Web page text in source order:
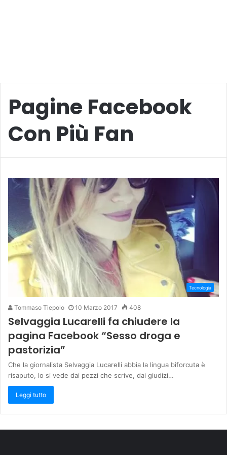
Pagine Facebook
Con Più Fan
Tecnologia
Tommaso Tiepolo 10 Marzo 2017 408
Selvaggia Lucarelli fa chiudere la
pagina Facebook “Sesso droga e
pastorizia”
Che la giornalista Selvaggia Lucarelli abbia la lingua biforcuta è
risaputo, lo si vede dai pezzi che scrive, dai giudizi…
Leggi tutto